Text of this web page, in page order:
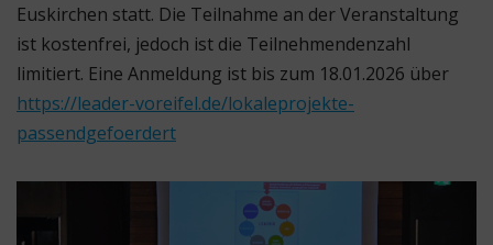
Euskirchen statt. Die Teilnahme an der Veranstaltung
ist kostenfrei, jedoch ist die Teilnehmendenzahl
limitiert. Eine Anmeldung ist bis zum 18.01.2026 über
https://leader-voreifel.de/lokaleprojekte-
passendgefoerdert